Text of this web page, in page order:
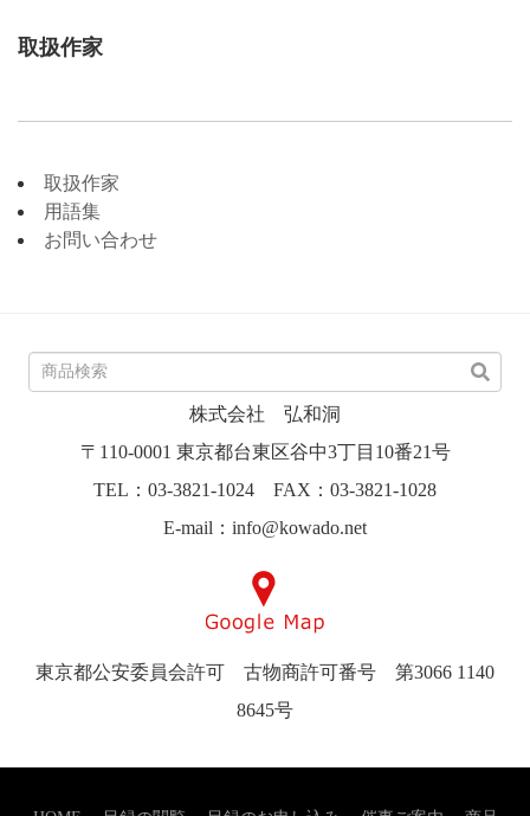
取扱作家
取扱作家
用語集
お問い合わせ
株式会社 弘和洞
〒110-0001 東京都台東区谷中3丁目10番21号
TEL：03-3821-1024 FAX：03-3821-1028
E-mail：info@kowado.net
東京都公安委員会許可 古物商許可番号 第3066 1140
8645号